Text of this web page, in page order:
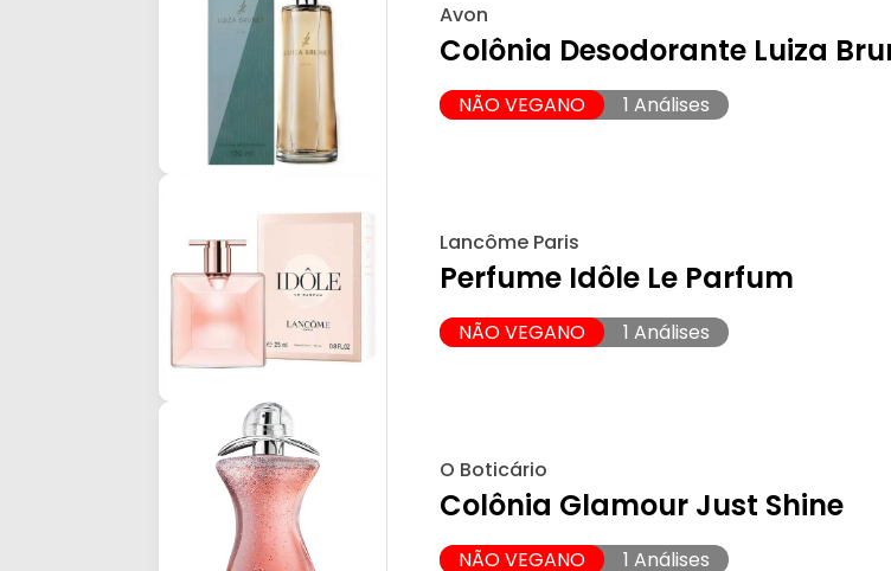
Avon
Colônia Desodorante Luiza
NÃO VEGANO 1 Análises
Lancôme Paris
Perfume Idôle Le Parfum
NÃO VEGANO 1 Análises
O Boticário
Colônia Glamour Just Shine
NÃO VEGANO 1 Análises